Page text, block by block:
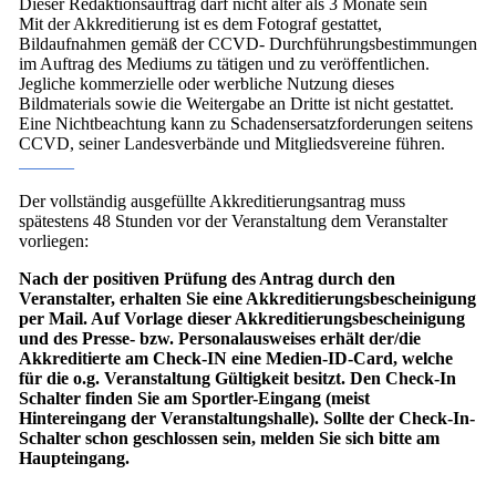
Mit der Akkreditierung ist es dem Fotograf gestattet,
Bildaufnahmen gemäß der CCVD- Durchführungsbestimmungen
im Auftrag des Mediums zu tätigen und zu veröffentlichen.
Jegliche kommerzielle oder werbliche Nutzung dieses
Bildmaterials sowie die Weitergabe an Dritte ist nicht gestattet.
Eine Nichtbeachtung kann zu Schadensersatzforderungen seitens
CCVD, seiner Landesverbände und Mitgliedsvereine führen.
Der vollständig ausgefüllte Akkreditierungsantrag muss
spätestens 48 Stunden vor der Veranstaltung dem Veranstalter
vorliegen:
Nach der positiven Prüfung des Antrag durch den
Veranstalter, erhalten Sie eine Akkreditierungsbescheinigung
per Mail. Auf Vorlage dieser Akkreditierungsbescheinigung
und des Presse- bzw. Personalausweises erhält der/die
Akkreditierte am Check-IN eine Medien-ID-Card, welche
für die o.g. Veranstaltung Gültigkeit besitzt. Den Check-In
Schalter finden Sie am Sportler-Eingang (meist
Hintereingang der Veranstaltungshalle). Sollte der Check-In-
Schalter schon geschlossen sein, melden Sie sich bitte am
Haupteingang.